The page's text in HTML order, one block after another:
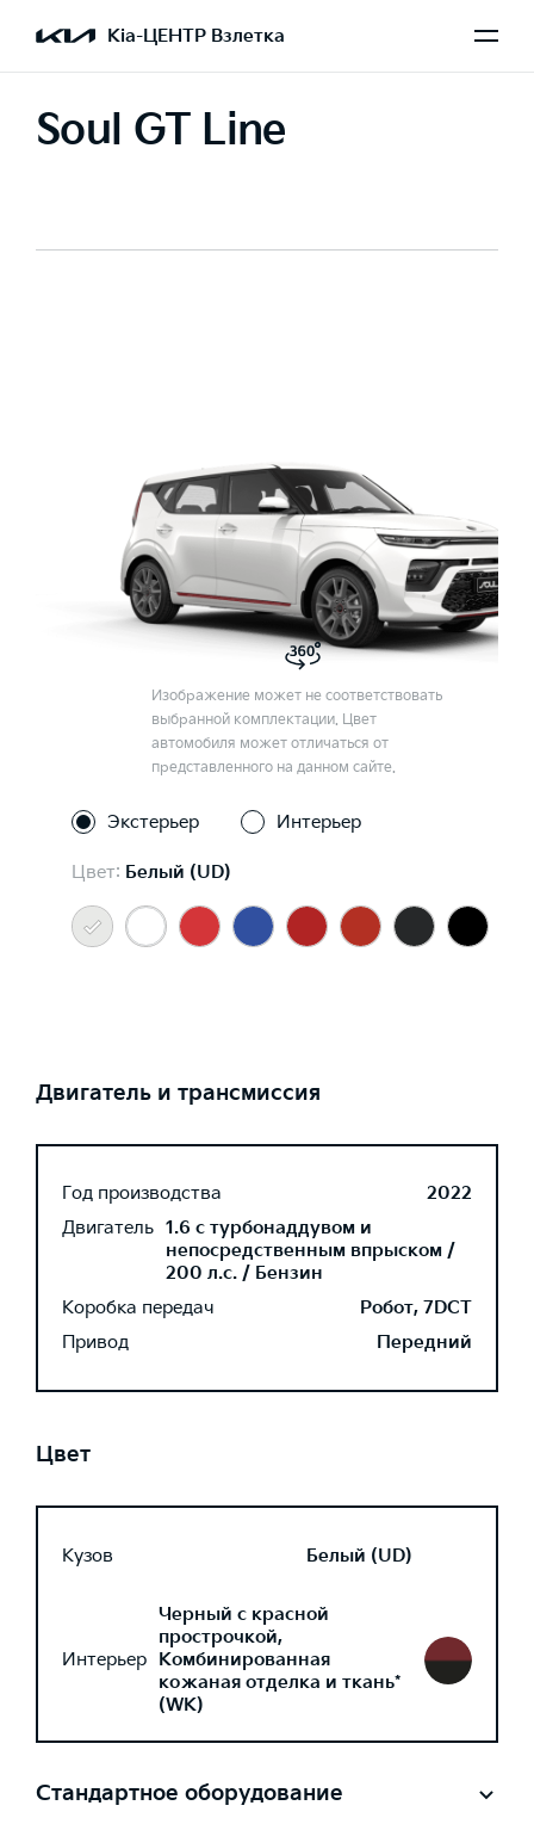
Kia-ЦЕНТР Взлетка
Soul GT Line
Изображение может не соответствовать
выбранной комплектации. Цвет
автомобиля может отличаться от
представленного на данном сайте.
Экстерьер Интерьер
Цвет: Белый (UD)
Двигатель и трансмиссия
Год производства
2022
Двигатель 1.6 с турбонаддувом и
непосредственным впрыском /
200 л.с. / Бензин
Коробка передач
Робот, 7DCT
Привод
Передний
Цвет
Кузов Белый (UD)
Интерьер
Черный с красной
прострочкой,
Комбинированная
кожаная отделка и ткань*
(WK)
Стандартное оборудование